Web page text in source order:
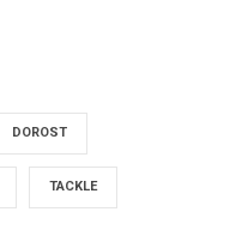
DOROST
TACKLE